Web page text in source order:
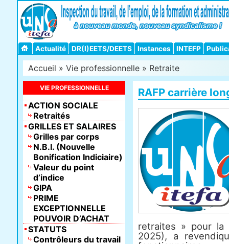
Actualité DR(I)EETS/DEETS Instances INTEFP
Accueil » Vie professionnelle » Retraite
RAFP carrière
retraites » pour la
2025), a
VIE PROFESSIONNELLE
ACTION SOCIALE
Retraités
GRILLES ET SALAIRES
Grilles par corps
N.B.I. (Nouvelle
Bonification Indiciaire)
Valeur du point
d’indice
GIPA
PRIME
EXCEPTIONNELLE
POUVOIR D’ACHAT
STATUTS
Contrôleurs du travail